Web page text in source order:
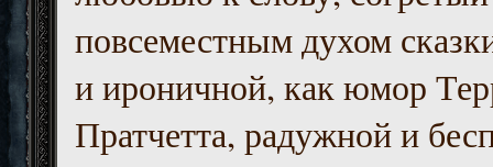
повсеместным духом
и ироничной, как юмор
Пратчетта, радужной и